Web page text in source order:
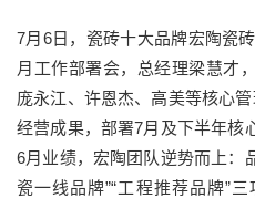
7月6日，瓷砖十大品牌宏陶瓷
月工作部署会，总经理梁慧才
庞永江、许恩杰、高美等核心
经营成果，部署7月及下半年核
6月业绩，宏陶团队逆势而上：
瓷一线品牌”“工程推荐品牌”